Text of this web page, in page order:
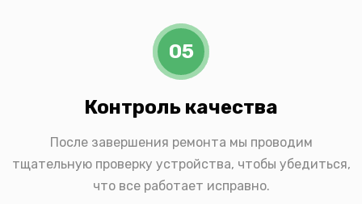
05
Контроль качества
После завершения ремонта мы проводим
тщательную проверку устройства, чтобы убедиться,
что все работает исправно.